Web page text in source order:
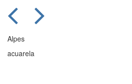
Alpes
acuarela